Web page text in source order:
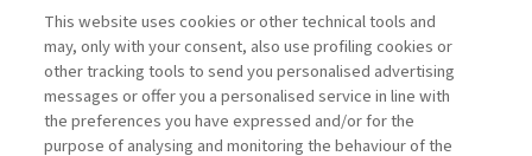
This website uses cookies or other technical tools and
may, only with your consent, also use profiling cookies or
other tracking tools to send you personalised advertising
messages or offer you a personalised service in line with
the preferences you have expressed and/or for the
purpose of analysing and monitoring the behaviour of the